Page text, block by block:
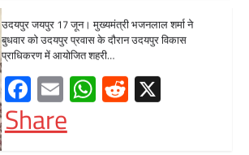
Facebook
EmailWhatsApp
Reddit
X
Share
UDAIPUR CITY NEWS
दूरसंचार सलाहकार समिति की बैठक का
हुआ आयोजन